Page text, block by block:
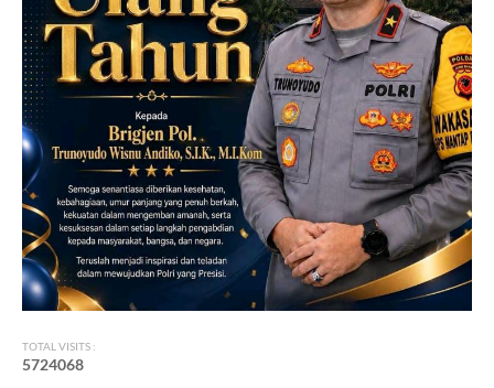
TOTAL VISITS :
5724068